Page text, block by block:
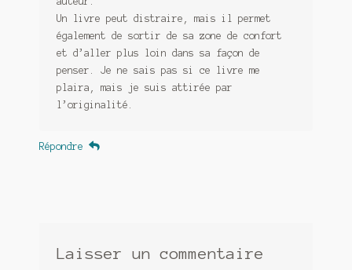
Un livre peut distraire, mais il permet
également de sortir de sa zone de confort
et d’aller plus loin dans sa façon de
penser. Je ne sais pas si ce livre me
plaira, mais je suis attirée par
l’originalité.
Répondre
Laisser un commentaire